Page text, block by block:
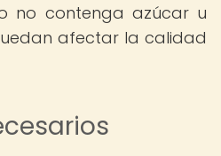
no contenga azúcar u
afectar la calidad